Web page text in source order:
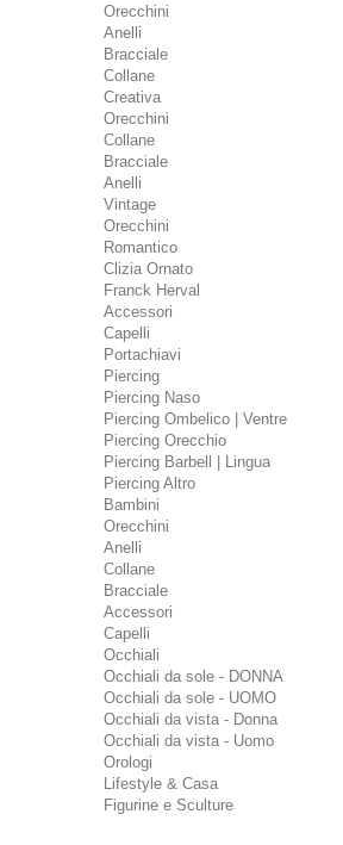
Orecchini
Anelli
Bracciale
Collane
Creativa
Orecchini
Collane
Bracciale
Anelli
Vintage
Orecchini
Romantico
Clizia Ornato
Franck Herval
Accessori
Capelli
Portachiavi
Piercing
Piercing Naso
Piercing Ombelico | Ventre
Piercing Orecchio
Piercing Barbell | Lingua
Piercing Altro
Bambini
Orecchini
Anelli
Collane
Bracciale
Accessori
Capelli
Occhiali
Occhiali da sole - DONNA
Occhiali da sole - UOMO
Occhiali da vista - Donna
Occhiali da vista - Uomo
Orologi
Lifestyle & Casa
Figurine e Sculture